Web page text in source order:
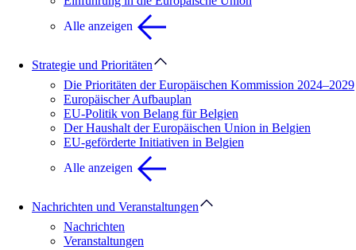
Alle anzeigen
Strategie und Prioritäten
Die Prioritäten der Europäischen Kommission 2024–2029
Europäischer Aufbauplan
EU-Politik von Belang für Belgien
Der Haushalt der Europäischen Union in Belgien
EU-geförderte Initiativen in Belgien
Alle anzeigen
Nachrichten und Veranstaltungen
Nachrichten
Veranstaltungen